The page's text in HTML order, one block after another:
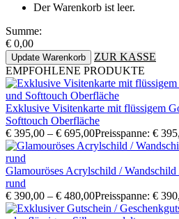
Der Warenkorb ist leer.
Summe:
€ 0,00
Update Warenkorb
ZUR KASSE
EMPFOHLENE PRODUKTE
Exklusive Visitenkarte mit flüssigem
Softtouch Oberfläche
€ 395,00 – € 695,00Preisspanne: €
Glamouröses Acrylschild /
rund
€ 390,00 – € 480,00Preisspanne: €